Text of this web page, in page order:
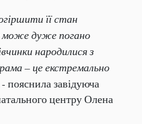
її стан
може дуже погано
народилися з
– це екстремально
- пояснила завідуюча
центру Олена